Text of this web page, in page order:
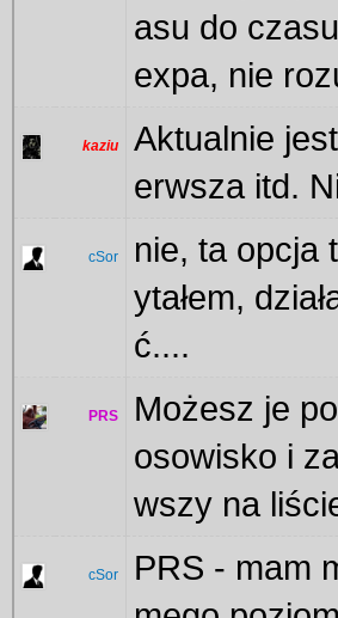
asu do
expa, nie
kaziu
Aktualnie
erwsza itd.
cSor
nie, ta opcja
ytałem,
ć....
PRS
Możesz je
osowisko i
wszy na
cSor
PRS - mam